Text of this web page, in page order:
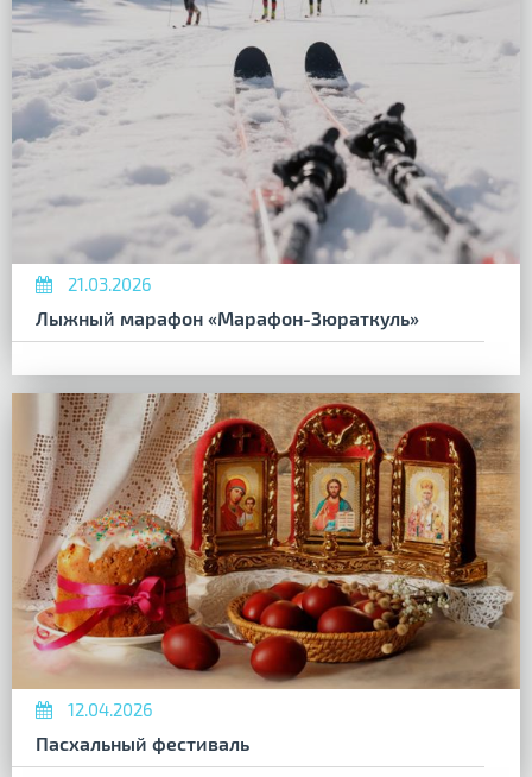
21.03.2026
Лыжный марафон «Марафон-Зюраткуль»
12.04.2026
Пасхальный фестиваль